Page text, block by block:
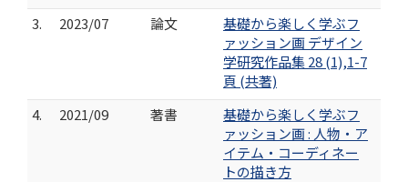
3.
2023/07 論文
基礎から楽しく学ぶフ
ァッション画 デザイン
学研究作品集 28 (1),1-7
頁 (共著)
4.
2021/09 著書
基礎から楽しく学ぶフ
ァッション画 : 人物・ア
イテム・コーディネー
トの描き方